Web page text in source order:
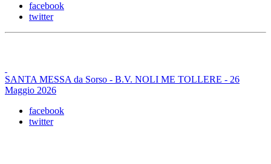
facebook
twitter
SANTA MESSA da Sorso - B.V. NOLI ME TOLLERE - 26
Maggio 2026
facebook
twitter